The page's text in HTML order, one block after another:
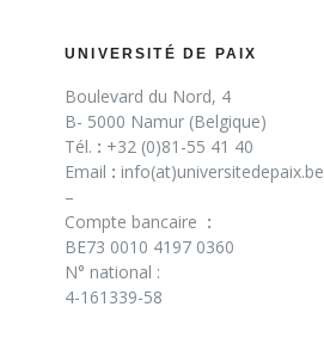
UNIVERSITÉ DE PAIX
Boulevard du Nord, 4
B- 5000 Namur (Belgique)
Tél. : +32 (0)81-55 41 40
Email : info(at)universitedepaix.be
–
Compte bancaire :
BE73 0010 4197 0360
N° national :
4-161339-58